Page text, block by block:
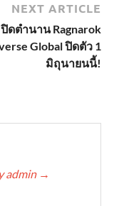
NEXT ARTICLE
ปิดตำนาน Ragnarok
Global ปิดตัว 1
มิถุนายนนี้!
admin →